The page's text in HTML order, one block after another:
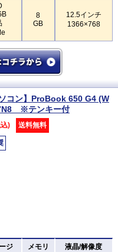
8
GB
12.5インチ
1366×768
コン】ProBook 650 G4 (W
※テンキー付
) 送料無料
ジ メモリ 液晶/解像度